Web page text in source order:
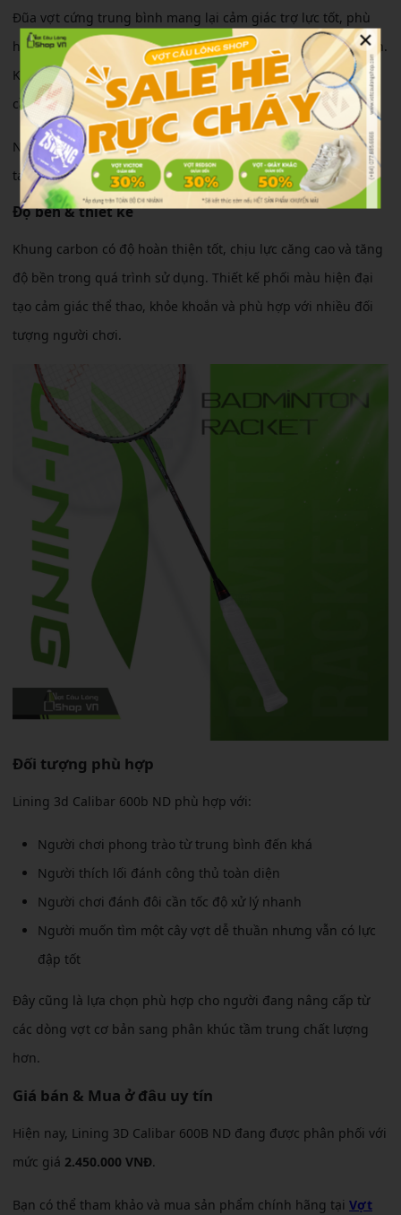
Đũa vợt cứng trung bình mang lại cảm giác trợ lực tốt, phù
hợp cả người chơi phong trào lẫn người có lực tay trung bình.
Khi tiếp xúc cầu, mặt vợt cho độ bám cầu ổn định giúp điều
cầu và bỏ nhỏ chính xác hơn.
Ngoài ra, trọng lượng vừa phải giúp hạn chế tình trạng mỏi
tay khi chơi lâu.
Độ bền & thiết kế
Khung carbon có độ hoàn thiện tốt, chịu lực căng cao và tăng
độ bền trong quá trình sử dụng. Thiết kế phối màu hiện đại
tạo cảm giác thể thao, khỏe khoắn và phù hợp với nhiều đối
tượng người chơi.
Đối tượng phù hợp
Lining 3d Calibar 600b ND phù hợp với:
Người chơi phong trào từ trung bình đến khá
Người thích lối đánh công thủ toàn diện
Người chơi đánh đôi cần tốc độ xử lý nhanh
Người muốn tìm một cây vợt dễ thuần nhưng vẫn có lực
đập tốt
Đây cũng là lựa chọn phù hợp cho người đang nâng cấp từ
các dòng vợt cơ bản sang phân khúc tầm trung chất lượng
hơn.
Giá bán & Mua ở đâu uy tín
Hiện nay, Lining 3D Calibar 600B ND đang được phân phối với
mức giá 2.450.000 VNĐ.
Bạn có thể tham khảo và mua sản phẩm chính hãng tại Vợt
×